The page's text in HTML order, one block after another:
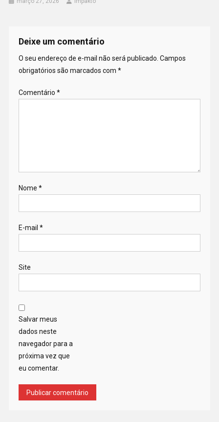
Deixe um comentário
O seu endereço de e-mail não será publicado. Campos
obrigatórios são marcados com *
Comentário *
Nome *
E-mail *
Site
Salvar meus
dados neste
navegador para a
próxima vez que
eu comentar.